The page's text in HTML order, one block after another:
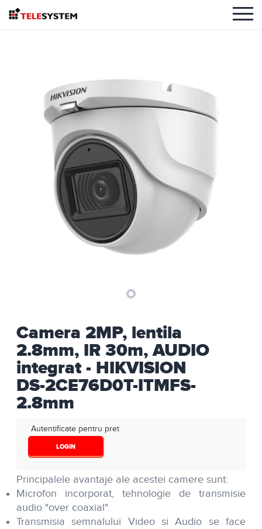
Camera 2MP, lentila
2.8mm, IR 30m, AUDIO
integrat - HIKVISION
DS-2CE76D0T-ITMFS-
2.8mm
Autentificate pentru pret
LOGIN
Principalele avantaje ale acestei camere sunt:
Microfon incorporat, tehnologie de transmisie
audio "over coaxial"
Transmisia semnalului Video si Audio se face